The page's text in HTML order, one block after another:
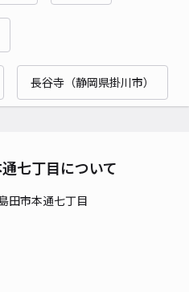
長谷寺（静岡県掛川市）
七丁目について
田市本通七丁目